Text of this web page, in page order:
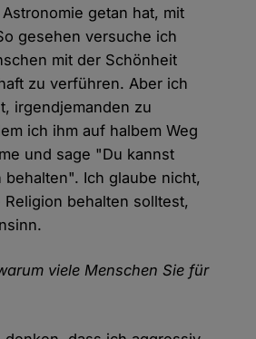
getan hat, mit
gesehen versuche ich
mit der Schönheit
zu verführen. Aber ich
irgendjemanden zu
ich ihm auf halbem Weg
und sage "Du kannst
behalten". Ich glaube nicht,
behalten solltest,
viele Menschen Sie für